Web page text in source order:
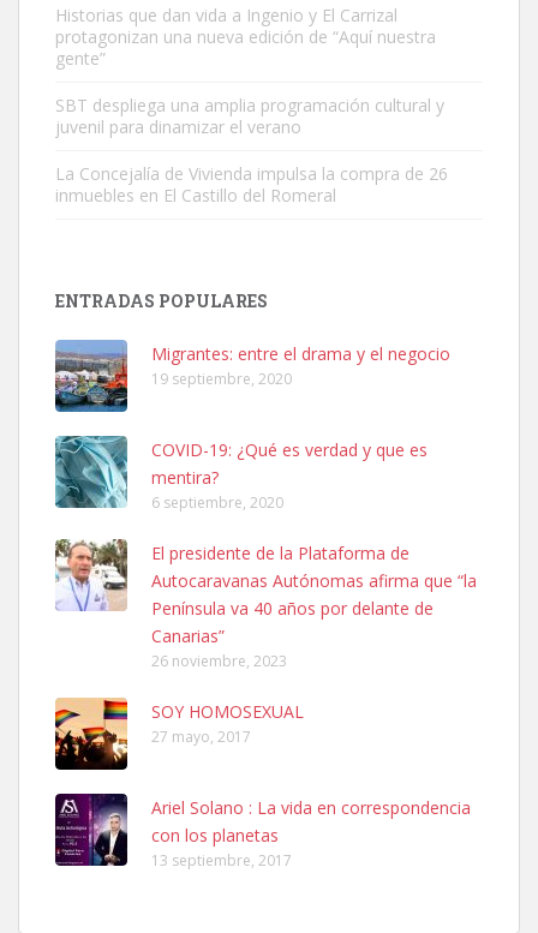
Este gato macho ha aparecido en la calle hace menos de un mes,
es muy manso y extremadamente cari...
Leales.org » Gran Canaria
Leales.org » Gran Canaria
SHIBA PERDIDO AVDA JOSE MESA Y LOPEZ
PERRO MACHO RAZA SHIBA CON MICROCHIP PERDIDO HOY
06/07/2025 ZONA MESA Y LOPEZ. ES MUY ASUSTADIZO
Leales.org » Gran Canaria
6.7.2025
Ninfa perdida
El día 5 se los perdió una ninfa papillera, asustada tiene miedo a la
calle, se perdió por la zon...
Historias que dan vida a Ingenio y El Carrizal
protagonizan una nueva edición de “Aquí nuestra
gente”
SBT despliega una amplia programación cultural y
juvenil para dinamizar el verano
La Concejalía de Vivienda impulsa la compra de 26
inmuebles en El Castillo del Romeral
ENTRADAS POPULARES
Migrantes: entre el drama y el negocio
19 septiembre, 2020
COVID-19: ¿Qué es verdad y que es
mentira?
6 septiembre, 2020
El presidente de la Plataforma de
Autocaravanas Autónomas afirma que “la
Península va 40 años por delante de
Canarias”
26 noviembre, 2023
SOY HOMOSEXUAL
27 mayo, 2017
Ariel Solano : La vida en correspondencia
con los planetas
13 septiembre, 2017